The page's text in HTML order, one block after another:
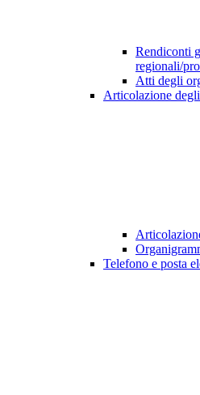
Rendiconti
regionali/
Atti degli
Articolazione
Telefono e posta